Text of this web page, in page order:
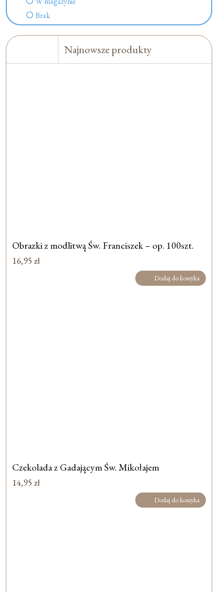
Brak
Najnowsze produkty
Obrazki z modlitwą Św. Franciszek – op. 100szt.
16,95 zł
Dodaj do koszyka
Czekolada z Gadającym Św. Mikołajem
14,95 zł
Dodaj do koszyka